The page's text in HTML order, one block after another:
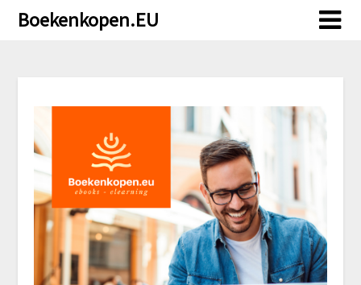
Doorgaan
naarBoekenkopen.EU